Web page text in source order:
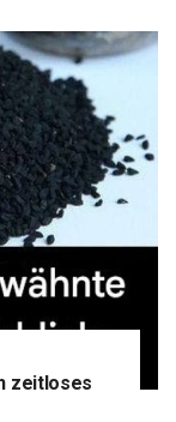
zeitloses